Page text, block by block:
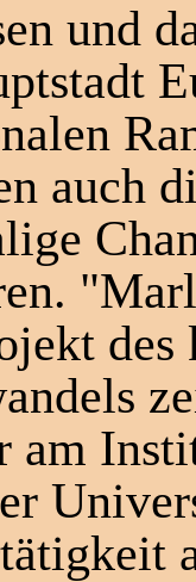
und
auch
des
am